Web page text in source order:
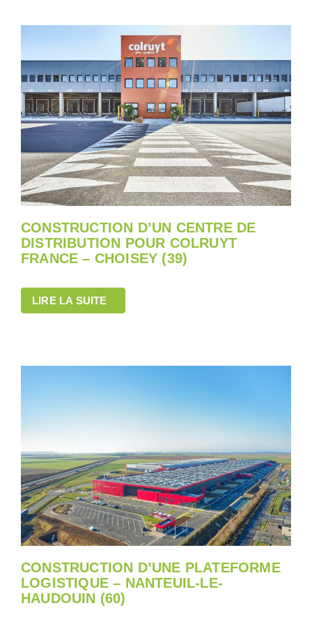
CONSTRUCTION D’UN CENTRE DE
DISTRIBUTION POUR COLRUYT
FRANCE – CHOISEY (39)
LIRE LA SUITE
CONSTRUCTION D’UNE PLATEFORME
LOGISTIQUE – NANTEUIL-LE-
HAUDOUIN (60)